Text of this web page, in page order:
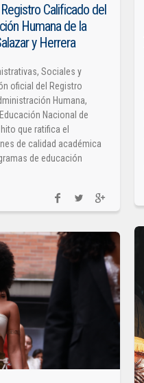
Calificado del
Humana de la
y Herrera
Sociales y
oficial del Registro
Humana,
Nacional de
que ratifica el
de calidad académica
de educación